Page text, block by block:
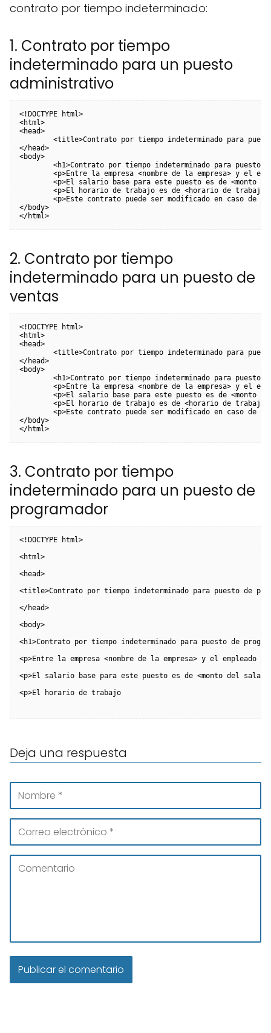
contrato por tiempo indeterminado:
1. Contrato por tiempo
indeterminado para un puesto
administrativo
<!DOCTYPE html>
<html>
<head>
</head>
<body>
</body>
2. Contrato por tiempo
indeterminado para un puesto de
ventas
<!DOCTYPE html>
<html>
<head>
</head>
<body>
</body>
3. Contrato por tiempo
indeterminado para un puesto de
programador
<!DOCTYPE html>
<html>
<head>
<title>Contrato por tiempo indeterminado para puesto de
</head>
<body>
<h1>Contrato por tiempo indeterminado para puesto de
<p>Entre la empresa <nombre de la empresa> y el
<p>El salario base para este puesto es de <monto del
<p>El horario de trabajo
Deja una respuesta